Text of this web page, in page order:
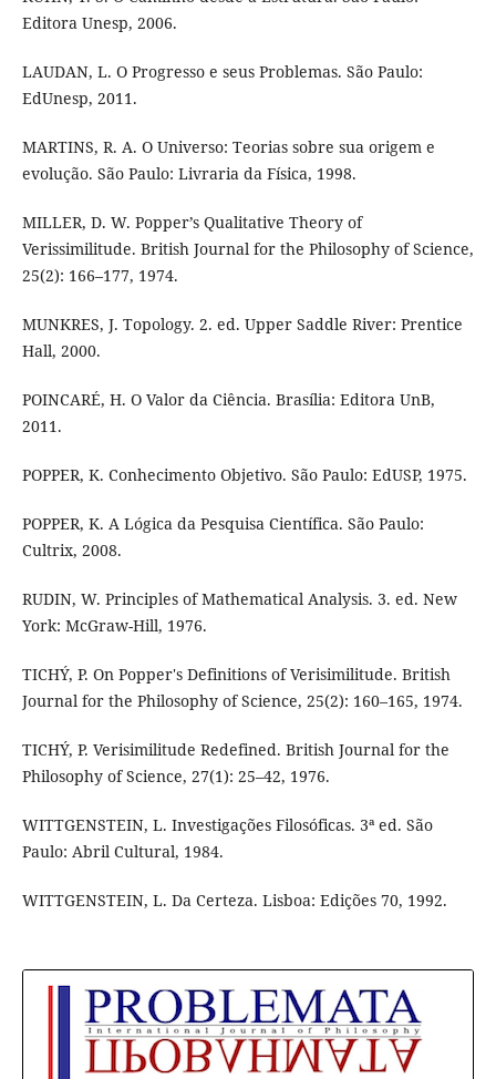
Editora Unesp, 2006.
LAUDAN, L. O Progresso e seus Problemas. São Paulo:
EdUnesp, 2011.
MARTINS, R. A. O Universo: Teorias sobre sua origem e
evolução. São Paulo: Livraria da Física, 1998.
MILLER, D. W. Popper’s Qualitative Theory of
Verissimilitude. British Journal for the Philosophy of Science,
25(2): 166–177, 1974.
MUNKRES, J. Topology. 2. ed. Upper Saddle River: Prentice
Hall, 2000.
POINCARÉ, H. O Valor da Ciência. Brasília: Editora UnB,
2011.
POPPER, K. Conhecimento Objetivo. São Paulo: EdUSP, 1975.
POPPER, K. A Lógica da Pesquisa Científica. São Paulo:
Cultrix, 2008.
RUDIN, W. Principles of Mathematical Analysis. 3. ed. New
York: McGraw-Hill, 1976.
TICHÝ, P. On Popper's Definitions of Verisimilitude. British
Journal for the Philosophy of Science, 25(2): 160–165, 1974.
TICHÝ, P. Verisimilitude Redefined. British Journal for the
Philosophy of Science, 27(1): 25–42, 1976.
WITTGENSTEIN, L. Investigações Filosóficas. 3ª ed. São
Paulo: Abril Cultural, 1984.
WITTGENSTEIN, L. Da Certeza. Lisboa: Edições 70, 1992.